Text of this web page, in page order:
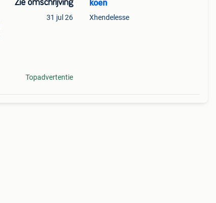
Zie omschrijving
31 jul 26
Topadvertentie
koen
Xhendelesse